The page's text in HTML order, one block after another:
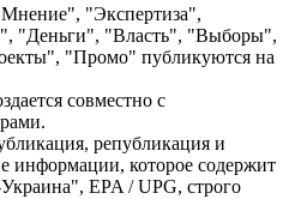
"Экспертиза",
"Деньги", "Власть", "Выборы",
"Промо" публикуются на
совместно с
републикация и
информации, которое содержит
EPA / UPG, строго